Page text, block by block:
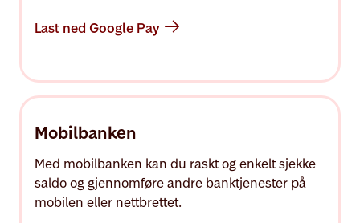
Last ned Google Pay
Mobilbanken
Med mobilbanken kan du raskt og enkelt sjekke
saldo og gjennomføre andre banktjenester på
mobilen eller nettbrettet.